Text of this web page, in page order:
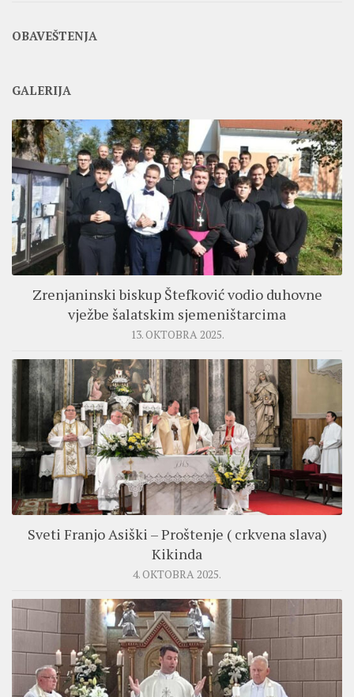
OBAVEŠTENJA
GALERIJA
Zrenjaninski biskup Štefković vodio duhovne
vježbe šalatskim sjemeništarcima
13. OKTOBRA 2025.
Sveti Franjo Asiški – Proštenje ( crkvena slava)
Kikinda
4. OKTOBRA 2025.